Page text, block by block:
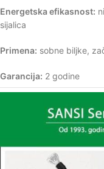
Energetska efikasnost:
sijalica
Primena: sobne biljke,
Garancija: 2 godine